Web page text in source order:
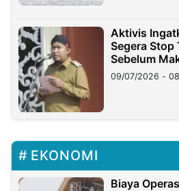
Aktivis
Segera Stop
Sebelum
Longsor
09/07/2026 -
EKONOMI
Biaya